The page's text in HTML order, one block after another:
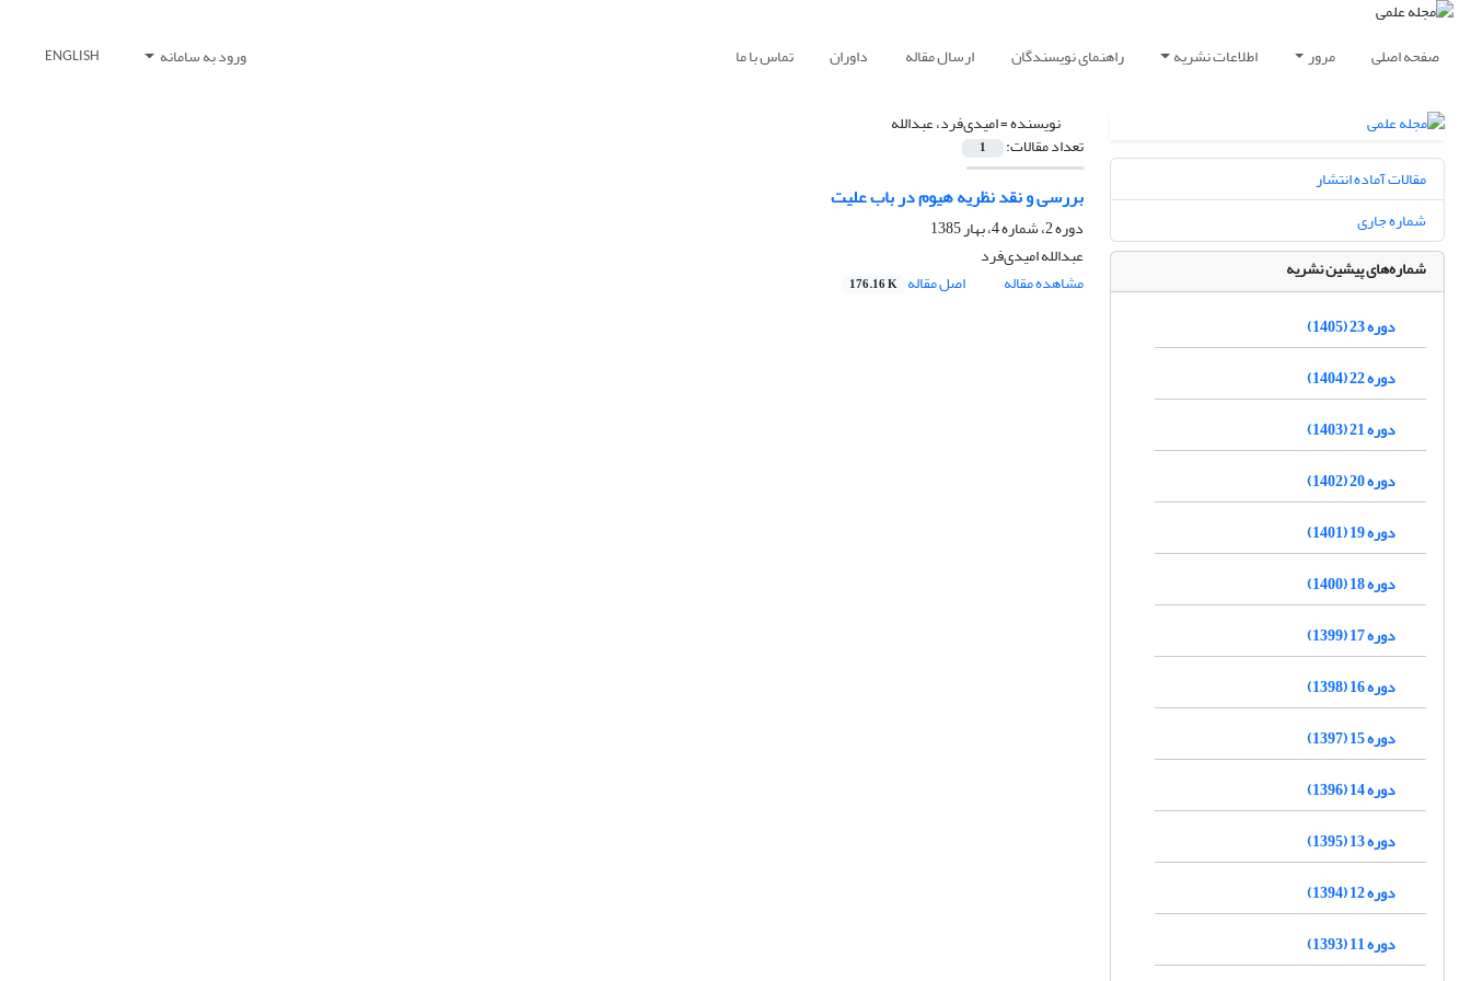
صفحه اصلی مرور اطلاعات نشریه راهنمای نویسندگان ارسال مقاله داوران تماس با ما ورود به سامانه ENGLISH
نویسنده =امیدی‌فرد، عبدالله
تعداد مقالات: 1
بررسی و نقد نظریه هیوم در باب علیت
دوره 2، شماره 4، بهار 1385
عبدالله امیدی‌فرد
مشاهده مقاله
اصل مقاله 176.16 K
مقالات آماده انتشار
شماره جاری
شماره‌های پیشین نشریه
دوره 23 (1405)
دوره 22 (1404)
دوره 21 (1403)
دوره 20 (1402)
دوره 19 (1401)
دوره 18 (1400)
دوره 17 (1399)
دوره 16 (1398)
دوره 15 (1397)
دوره 14 (1396)
دوره 13 (1395)
دوره 12 (1394)
دوره 11 (1393)